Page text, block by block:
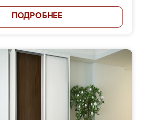
ПОДРОБНЕЕ